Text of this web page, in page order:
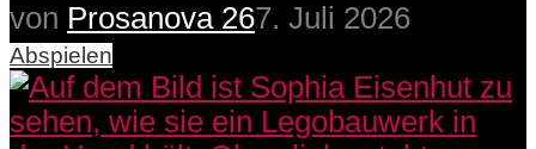
von Prosanova 267. Juli 2026
Abspielen